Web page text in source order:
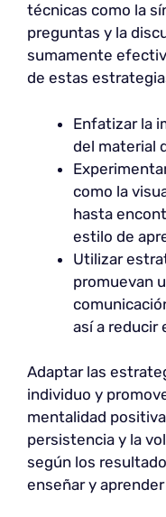
técnicas como la
preguntas y la
sumamente
de estas
Enfatizar la
del material
como la
hasta
estilo de
Utilizar
promuevan
así a reducir
Adaptar las
individuo y
mentalidad
persistencia y la
según los
enseñar y